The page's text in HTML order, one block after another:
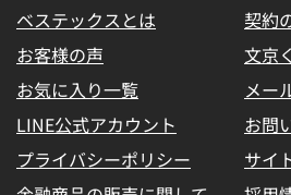
ベステックスとは
契約
お客様の声
文京
お気に入り一覧
メー
LINE公式アカウント
お問
プライバシーポリシー
サイ